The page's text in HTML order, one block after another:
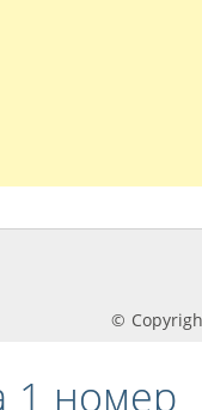
©
1 номер